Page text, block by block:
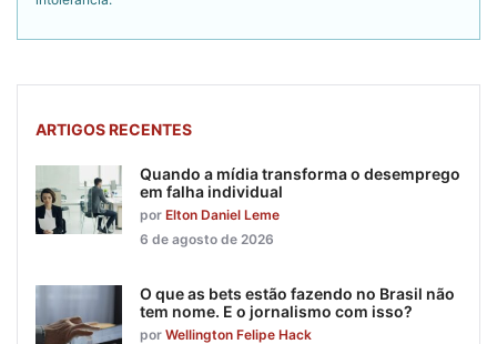
ARTIGOS RECENTES
Quando a mídia transforma o desemprego
em falha individual
por Elton Daniel Leme
6 de agosto de 2026
O que as bets estão fazendo no Brasil não
tem nome. E o jornalismo com isso?
por Wellington Felipe Hack